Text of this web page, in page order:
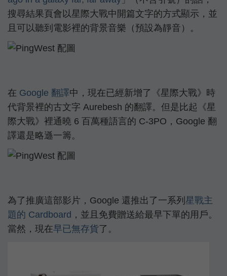
搜尋結果頁會以星際大戰中開篇文字的方式顯示，並
且可以聽到電影裡的背景音樂（預設為靜音）。
在 Google 翻譯中，現在已經新增了《星際大戰》時
代背景裡的古文字 Aurebesh 的翻譯。但是比起《星
際大戰》裡通曉 6 百萬種語言的 C-3PO，Google 翻
譯還是略遜一籌。
為了推廣這部影片，Google 還推出了一系列 星戰主
題的 Cardboard ，並且免費贈送給最早下單的用戶。
當然，現在早已無存貨了。